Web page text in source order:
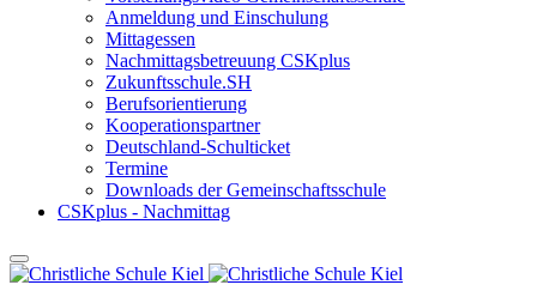
Anmeldung und Einschulung
Mittagessen
Nachmittagsbetreuung CSKplus
Zukunftsschule.SH
Berufsorientierung
Kooperationspartner
Deutschland-Schulticket
Termine
Downloads der Gemeinschaftsschule
CSKplus - Nachmittag